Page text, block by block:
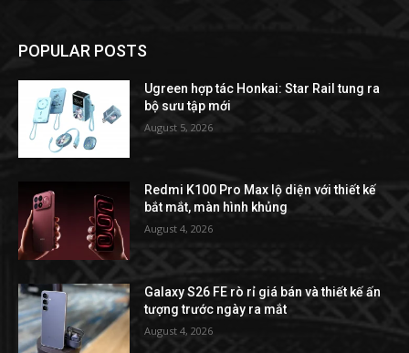
POPULAR POSTS
Ugreen hợp tác Honkai: Star Rail tung ra
bộ sưu tập mới
August 5, 2026
Redmi K100 Pro Max lộ diện với thiết kế
bắt mắt, màn hình khủng
August 4, 2026
Galaxy S26 FE rò rỉ giá bán và thiết kế ấn
tượng trước ngày ra mắt
August 4, 2026